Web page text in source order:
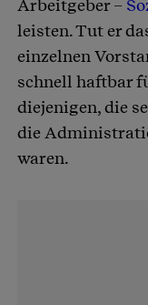
Arbeitgeber –
leisten. Tut er
einzelnen
schnell haftbar
diejenigen, die
die
waren.